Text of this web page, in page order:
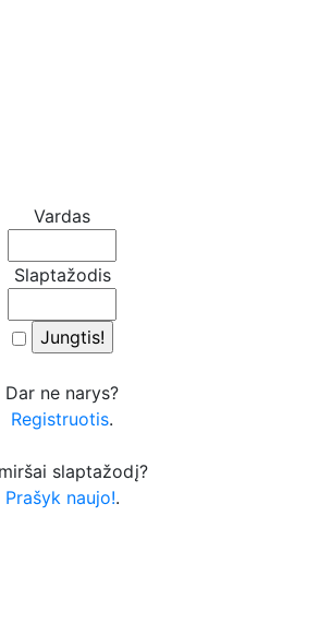
Vardas
Slaptažodis
Dar ne narys?
Registruotis.
slaptažodį?
Prašyk naujo!.